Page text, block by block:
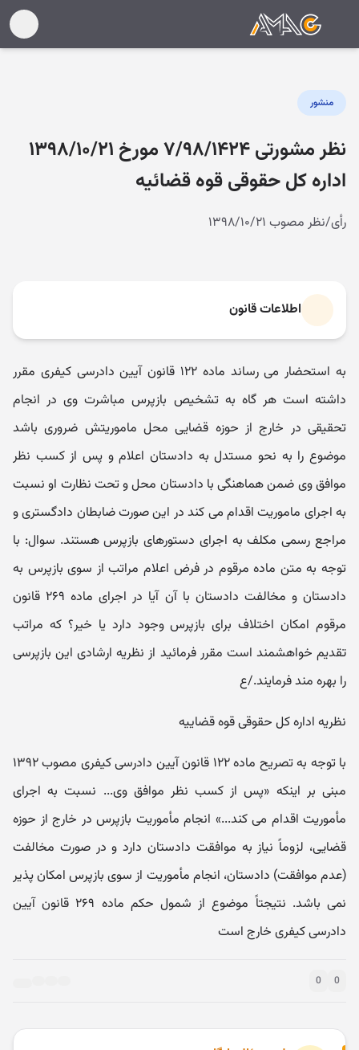
منشور
نظر مشورتی ۷/۹۸/۱۴۲۴ مورخ ۱۳۹۸/۱۰/۲۱
اداره کل حقوقی قوه قضائیه
رأی/نظر مصوب ۱۳۹۸/۱۰/۲۱
اطلاعات قانون
به استحضار می رساند ماده ۱۲۲ قانون آیین دادرسی کیفری مقرر
داشته است هر گاه به تشخیص بازپرس مباشرت وی در انجام
تحقیقی در خارج از حوزه قضایی محل ماموریتش ضروری باشد
موضوع را به نحو مستدل به دادستان اعلام و پس از کسب نظر
موافق وی ضمن هماهنگی با دادستان محل و تحت نظارت او نسبت
به اجرای ماموریت اقدام می کند در این صورت ضابطان دادگستری و
مراجع رسمی مکلف به اجرای دستورهای بازپرس هستند. سوال: با
توجه به متن ماده مرقوم در فرض اعلام مراتب از سوی بازپرس به
دادستان و مخالفت دادستان با آن آیا در اجرای ماده ۲۶۹ قانون
مرقوم امکان اختلاف برای بازپرس وجود دارد یا خیر؟ که مراتب
تقدیم خواهشمند است مقرر فرمائید از نظریه ارشادی این بازپرسی
را بهره مند فرمایند./ع
نظریه اداره کل حقوقی قوه قضاییه
با توجه به تصریح ماده ۱۲۲ قانون آیین دادرسی کیفری مصوب ۱۳۹۲
مبنی بر اینکه «پس از کسب نظر موافق وی... نسبت به اجرای
مأموریت اقدام می کند...» انجام مأموریت بازپرس در خارج از حوزه
قضایی، لزوماً نیاز به موافقت دادستان دارد و در صورت مخالفت
(عدم موافقت) دادستان، انجام مأموریت از سوی بازپرس امکان پذیر
نمی باشد. نتیجتاً موضوع از شمول حکم ماده ۲۶۹ قانون آیین
دادرسی کیفری خارج است
0
0